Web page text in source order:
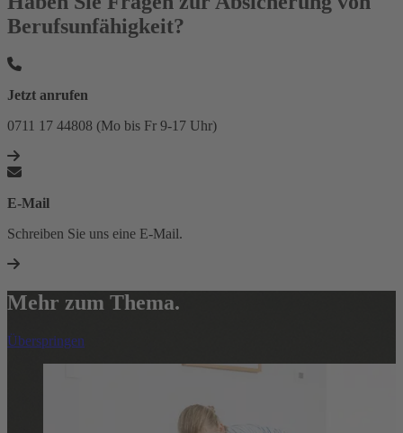
Berufsunfähigkeit?
Jetzt anrufen
0711 17 44808 (Mo bis Fr 9-17 Uhr)
E-Mail
Schreiben Sie uns eine E-Mail.
Mehr zum Thema.
Überspringen